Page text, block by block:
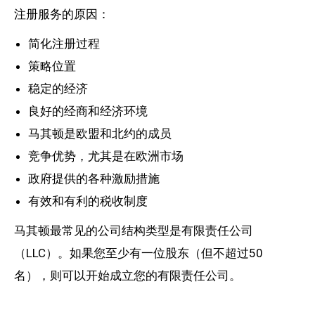
注册服务的原因：
简化注册过程
策略位置
稳定的经济
良好的经商和经济环境
马其顿是欧盟和北约的成员
竞争优势，尤其是在欧洲市场
政府提供的各种激励措施
有效和有利的税收制度
马其顿最常见的公司结构类型是有限责任公司
（LLC）。如果您至少有一位股东（但不超过50
名），则可以开始成立您的有限责任公司。